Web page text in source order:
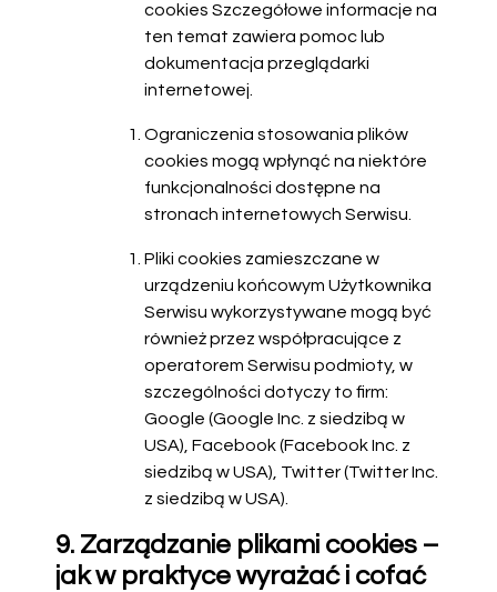
cookies Szczegółowe informacje na
ten temat zawiera pomoc lub
dokumentacja przeglądarki
internetowej.
Ograniczenia stosowania plików
cookies mogą wpłynąć na niektóre
funkcjonalności dostępne na
stronach internetowych Serwisu.
Pliki cookies zamieszczane w
urządzeniu końcowym Użytkownika
Serwisu wykorzystywane mogą być
również przez współpracujące z
operatorem Serwisu podmioty, w
szczególności dotyczy to firm:
Google (Google Inc. z siedzibą w
USA), Facebook (Facebook Inc. z
siedzibą w USA), Twitter (Twitter Inc.
z siedzibą w USA).
9. Zarządzanie plikami cookies –
jak w praktyce wyrażać i cofać